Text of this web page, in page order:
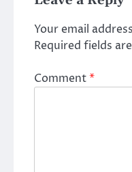
Your email
Required fields
Comment*